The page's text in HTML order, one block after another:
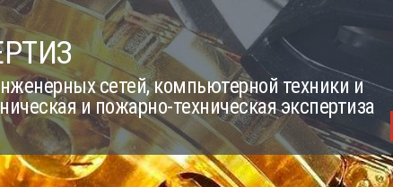
сетей, компьютерной техники и
и пожарно-техническая экспертиза